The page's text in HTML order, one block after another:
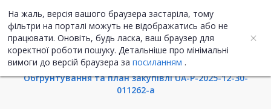
На жаль, версія вашого браузера застаріла, тому
фільтри на порталі можуть не відображатись або не
працювати. Оновіть, будь ласка, ваш браузер для
коректної роботи пошуку. Детальніше про мінімальні
вимоги до версій браузера за посиланням .
UA ENG
Інформація про закупівлю
Обгрунтування та план закупівлі UA-P-2025-12-30-
011262-a